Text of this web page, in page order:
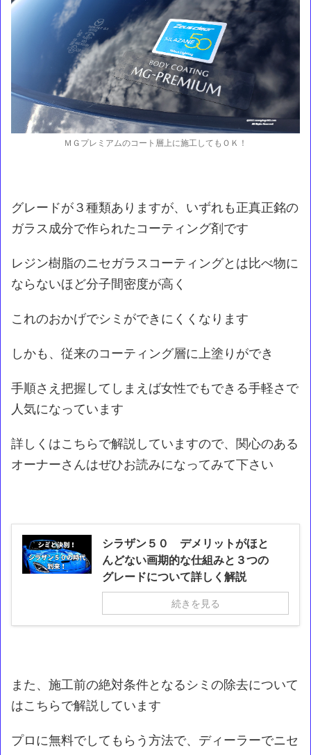
ＭＧプレミアムのコート層上に施工してもＯＫ！
グレードが３種類ありますが、いずれも正真正銘の
ガラス成分で作られたコーティング剤です
レジン樹脂のニセガラスコーティングとは比べ物に
ならないほど分子間密度が高く
これのおかげでシミができにくくなります
しかも、従来のコーティング層に上塗りができ
手順さえ把握してしまえば女性でもできる手軽さで
人気になっています
詳しくはこちらで解説していますので、関心のある
オーナーさんはぜひお読みになってみて下さい
シラザン５０ デメリットがほと
んどない画期的な仕組みと３つの
グレードについて詳しく解説
続きを見る
また、施工前の絶対条件となるシミの除去について
はこちらで解説しています
プロに無料でしてもらう方法で、ディーラーでニセ